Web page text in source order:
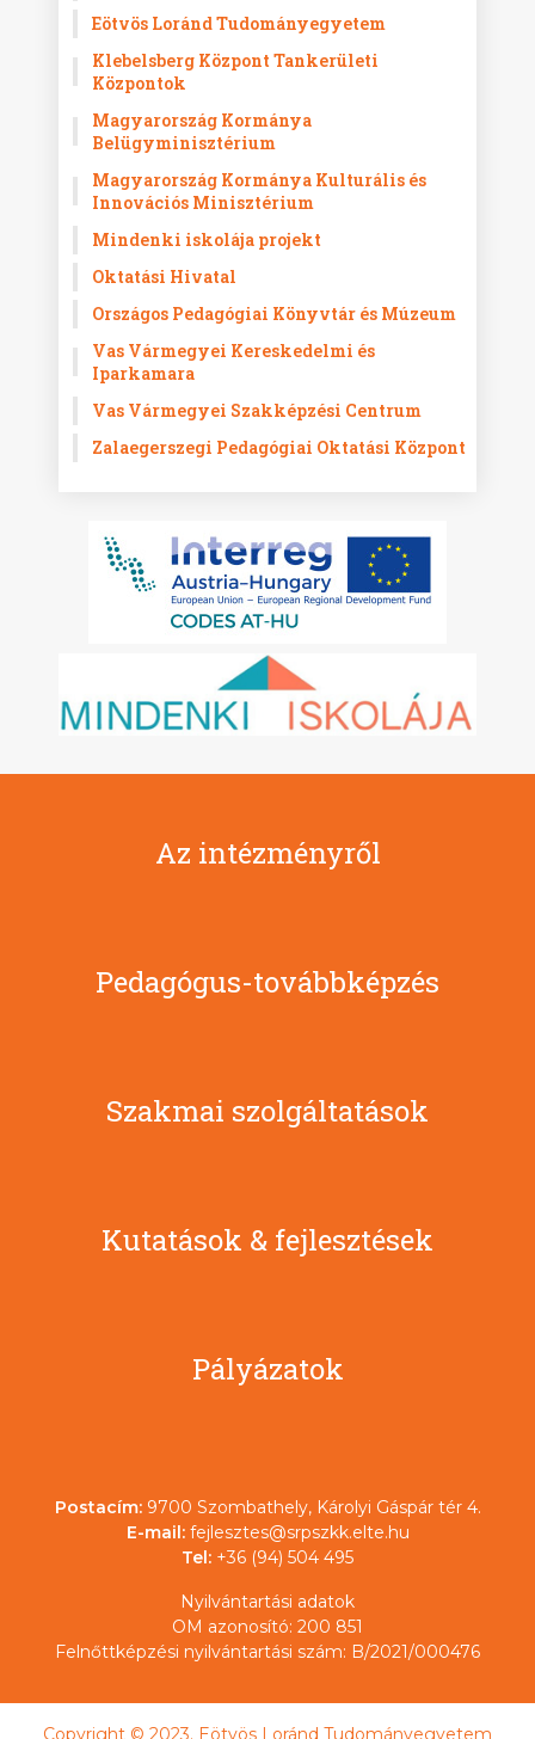
Eötvös Loránd Tudományegyetem
Klebelsberg Központ Tankerületi
Központok
Magyarország Kormánya
Belügyminisztérium
Magyarország Kormánya Kulturális és
Innovációs Minisztérium
Mindenki iskolája projekt
Oktatási Hivatal
Országos Pedagógiai Könyvtár és Múzeum
Vas Vármegyei Kereskedelmi és
Iparkamara
Vas Vármegyei Szakképzési Centrum
Zalaegerszegi Pedagógiai Oktatási Központ
Az intézményről
Pedagógus-továbbképzés
Szakmai szolgáltatások
Kutatások & fejlesztések
Pályázatok
Postacím: 9700 Szombathely, Károlyi Gáspár tér 4.
E-mail: fejlesztes@srpszkk.elte.hu
Tel: +36 (94) 504 495
Nyilvántartási adatok
OM azonosító: 200 851
Felnőttképzési nyilvántartási szám: B/2021/000476
Copyright © 2023. Eötvös Loránd Tudományegyetem